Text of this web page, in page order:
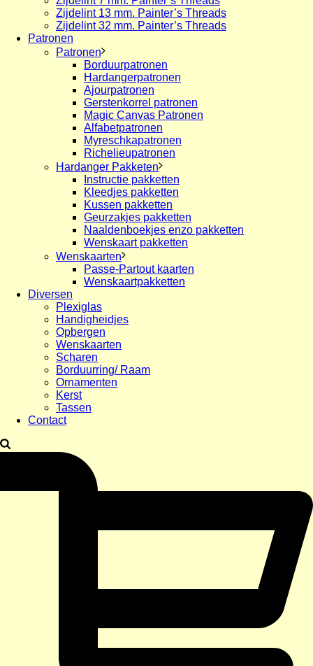
Zijdelint 13 mm. Painter’s Threads
Zijdelint 32 mm. Painter’s Threads
Patronen
Patronen
Borduurpatronen
Hardangerpatronen
Ajourpatronen
Gerstenkorrel patronen
Magic Canvas Patronen
Alfabetpatronen
Myreschkapatronen
Richelieupatronen
Hardanger Pakketen
Instructie pakketten
Kleedjes pakketten
Kussen pakketten
Geurzakjes pakketten
Naaldenboekjes enzo pakketten
Wenskaart pakketten
Wenskaarten
Passe-Partout kaarten
Wenskaartpakketten
Diversen
Plexiglas
Handigheidjes
Opbergen
Wenskaarten
Scharen
Borduurring/ Raam
Ornamenten
Kerst
Tassen
Contact